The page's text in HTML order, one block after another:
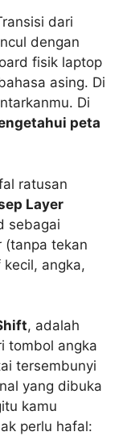
dari
dengan
fisik laptop
asing. Di
Di
peta
ratusan
Layer
sebagai
(tanpa tekan
angka,
, adalah
tombol angka
tersembunyi
yang dibuka
kamu
perlu hafal: